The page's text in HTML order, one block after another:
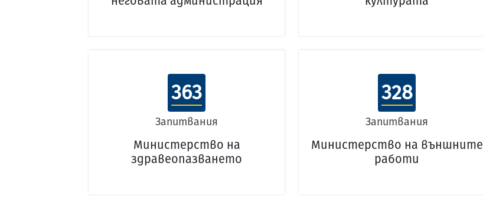
363
Запитвания
Министерство на
здравеопазването
328
Запитвания
Министерство на външните
работи